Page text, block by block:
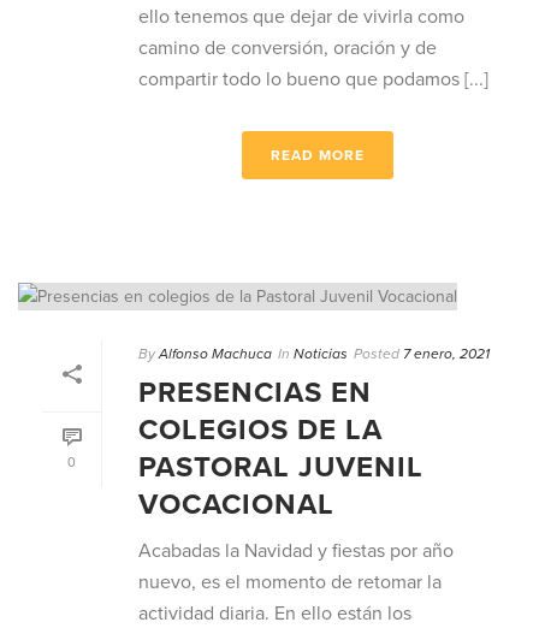
ello tenemos que dejar de vivirla como
camino de conversión, oración y de
compartir todo lo bueno que podamos [...]
READ MORE
0
By Alfonso Machuca In Noticias Posted 7 enero, 2021
PRESENCIAS EN
COLEGIOS DE LA
PASTORAL JUVENIL
VOCACIONAL
Acabadas la Navidad y fiestas por año
nuevo, es el momento de retomar la
actividad diaria. En ello están los